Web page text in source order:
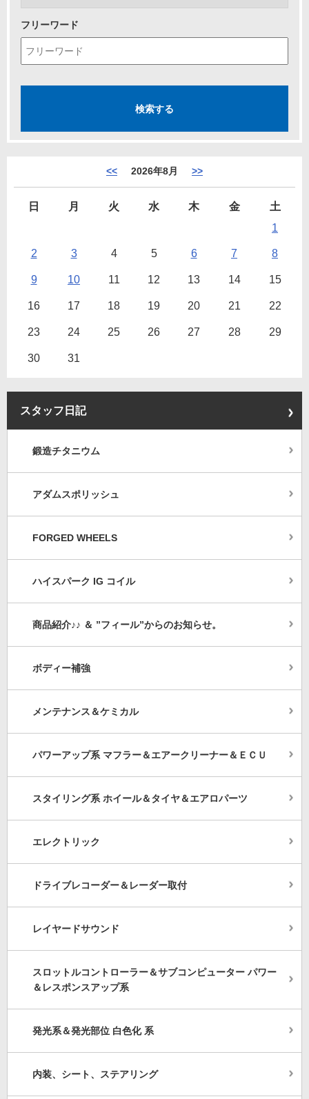
フリーワード
<< 2026年8月 >>
日 月 火 水 木 金
土
1
2 3 4 5 6 7 8
9 10 11 12 13 14 15
16 17 18 19 20 21 22
23 24 25 26 27 28 29
30 31
スタッフ日記
鍛造チタニウム
アダムスポリッシュ
FORGED WHEELS
ハイスパーク IG コイル
商品紹介♪♪ ＆ ”フィール”からのお知らせ。
ボディー補強
メンテナンス＆ケミカル
パワーアップ系 マフラー＆エアークリーナー＆ＥＣＵ
スタイリング系 ホイール＆タイヤ＆エアロパーツ
エレクトリック
ドライブレコーダー＆レーダー取付
レイヤードサウンド
スロットルコントローラー＆サブコンピューター パワー
＆レスポンスアップ系
発光系＆発光部位 白色化 系
内装、シート、ステアリング